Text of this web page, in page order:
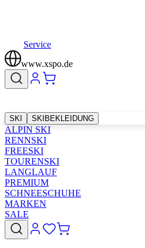
Service
www.xspo.de
SKI SKIBEKLEIDUNG
ALPIN SKI
RENNSKI
FREESKI
TOURENSKI
LANGLAUF
PREMIUM
SCHNEESCHUHE
MARKEN
SALE